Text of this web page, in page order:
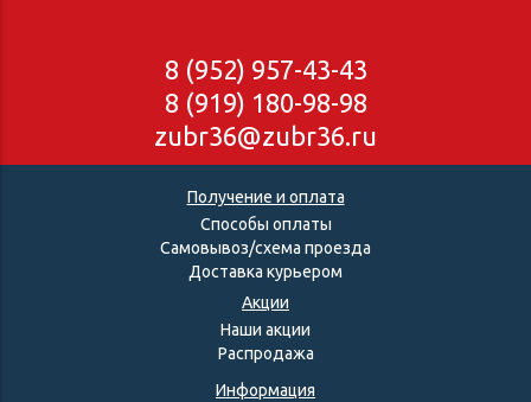
8 (952) 957-43-43
8 (919) 180-98-98
zubr36@zubr36.ru
Получение и оплата
Способы оплаты
Самовывоз/схема проезда
Доставка курьером
Акции
Наши акции
Распродажа
Информация